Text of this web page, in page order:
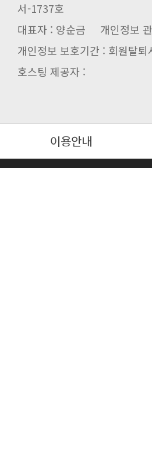
서-1737호
대표자 : 양순금 개인정보
개인정보 보호기간 : 회원탈퇴
호스팅 제공자 :
이용안내